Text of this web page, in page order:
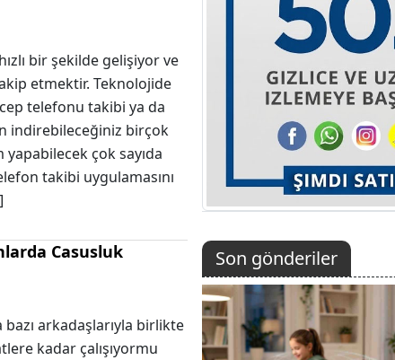
bir şekilde gelişiyor ve
etmektir. Teknolojide
telefonu takibi ya da
indirebileceğiniz birçok
yapabilecek çok sayıda
takibi uygulamasını
Casusluk
arkadaşlarıyla birlikte
kadar çalışıyormu
Son gönderiler